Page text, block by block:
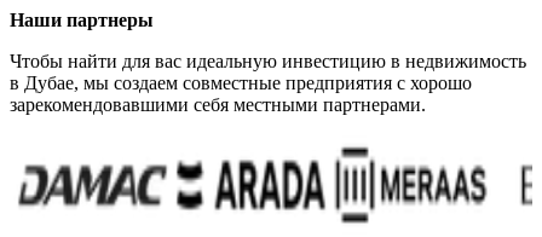
Наши партнеры
Чтобы найти для вас идеальную инвестицию в недвижимость
в Дубае, мы создаем совместные предприятия с хорошо
зарекомендовавшими себя местными партнерами.